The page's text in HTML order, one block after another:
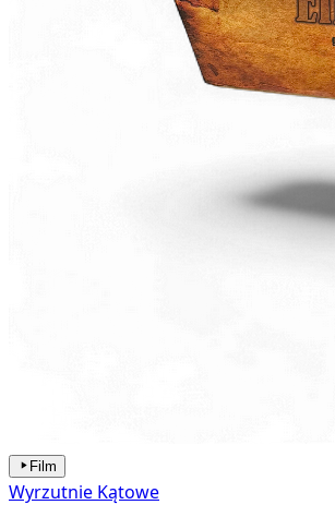
Film
Wyrzutnie Kątowe